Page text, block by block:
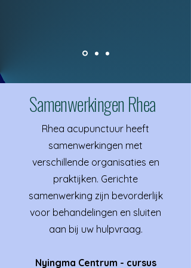
Samenwerkingen Rhea
Rhea acupunctuur heeft
samenwerkingen met
verschillende organisaties en
praktijken. Gerichte
samenwerking zijn bevorderlijk
voor behandelingen en sluiten
aan bij uw hulpvraag.
Nyingma Centrum - cursus